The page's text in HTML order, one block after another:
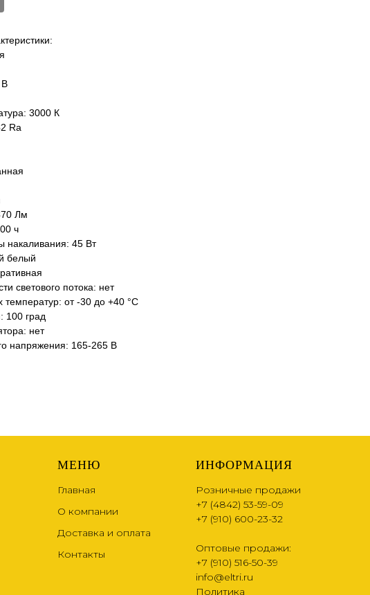
В
3000 К
Ra
Лм
ч
накаливания: 45 Вт
белый
светового потока: нет
температур: от -30 до +40 °С
100 град
нет
напряжения: 165-265 В
МЕНЮ
Главная
О компании
Доставка и оплата
Контакты
ИНФОРМАЦИЯ
Розничные продажи
+7 (4842) 53-59-09
+7 (910) 600-23-32
Оптовые продажи:
+7 (910) 516-50-39
info@eltri.ru
Политика